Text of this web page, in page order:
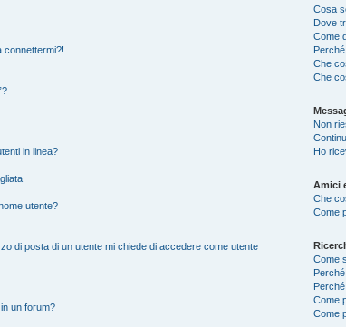
connettermi?!
in linea?
utente?
di posta di un utente mi chiede di accedere come utente
un forum?
Cosa
Dove
Come
Che
Che
Non
Ho
Amici
Che
Come
Come
Come
Come